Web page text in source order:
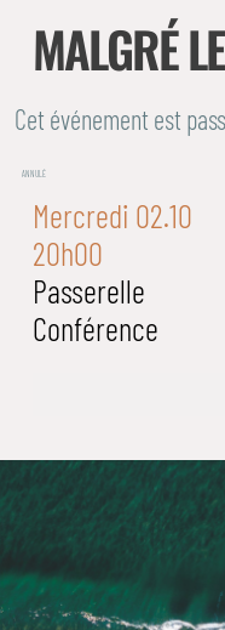
MALGRÉ
Cet événement est
ANNULÉ
Mercredi 02.10
20h00
Passerelle
Conférence